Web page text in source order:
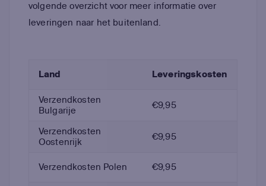
volgende overzicht voor meer informatie over
leveringen naar het buitenland.
Land Leveringskosten
Verzendkosten
Bulgarije
€9,95
Verzendkosten
Oostenrijk
€9,95
Verzendkosten Polen €9,95